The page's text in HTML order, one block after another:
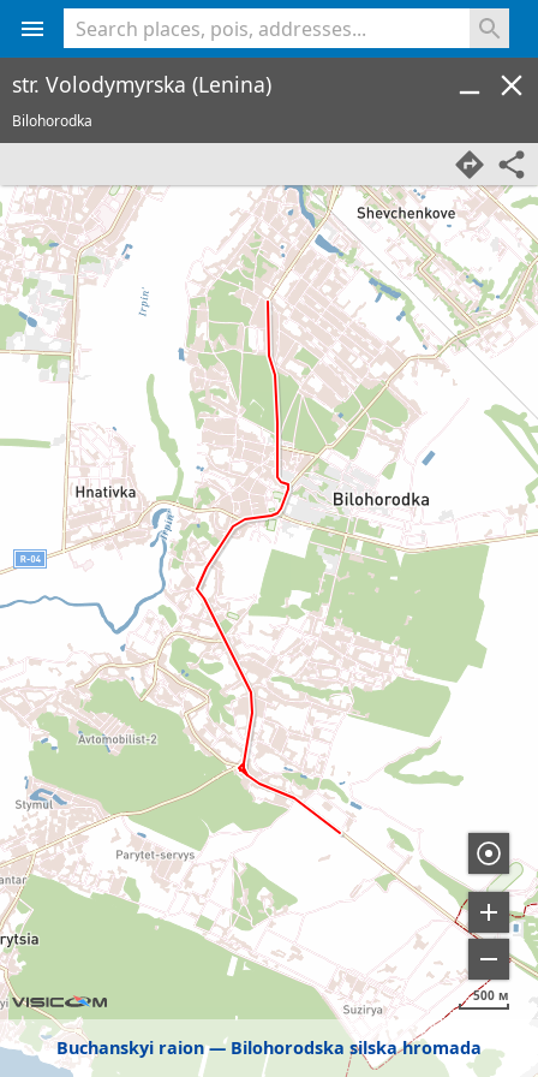
Buchanskyi raion Bilohorodska silska hromada
500 м
str. Volodymyrska (Lenina)
Bilohorodka
<% console.log(hcard) %>